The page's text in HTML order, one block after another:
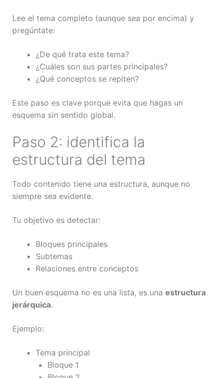
Lee el tema completo (aunque sea por encima) y
pregúntate:
¿De qué trata este tema?
¿Cuáles son sus partes principales?
¿Qué conceptos se repiten?
Este paso es clave porque evita que hagas un
esquema sin sentido global.
Paso 2: identifica la
estructura del tema
Todo contenido tiene una estructura, aunque no
siempre sea evidente.
Tu objetivo es detectar:
Bloques principales
Subtemas
Relaciones entre conceptos
Un buen esquema no es una lista, es una estructura
jerárquica.
Ejemplo:
Tema principal
Bloque 1